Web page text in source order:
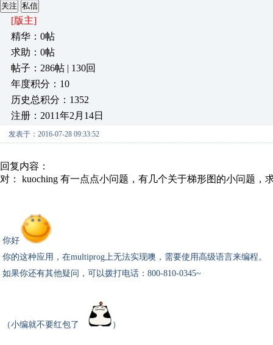
关注 私信
[版主]
精华：0帖
求助：0帖
帖子：286帖 | 130回
年度积分：10
历史总积分：1352
注册：2011年2月14日
发表于：2016-07-28 09:33:52
回复内容：
对： kuoching 有一点点小问题，有几个关于梯形图的小问题，
你好
你的这种应用，在multiprog上无法实现噢， 需要使用高级语言来编程。
如果你还有其他疑问，可以拨打电话：800-810-0345~
（小编就不要红包了 ）